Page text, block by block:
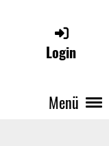
Login
Menü